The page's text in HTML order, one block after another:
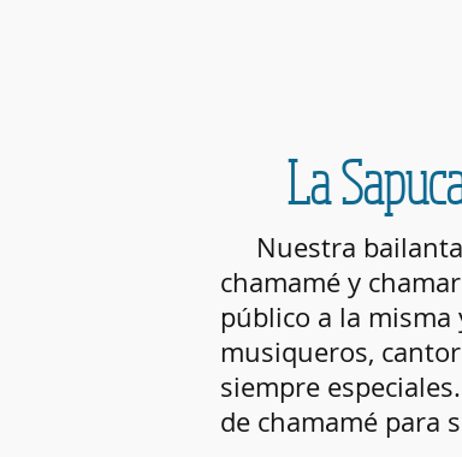
La
Nuestra bailanta
chamamé y
público a la
musiqueros,
siempre
de chamamé para